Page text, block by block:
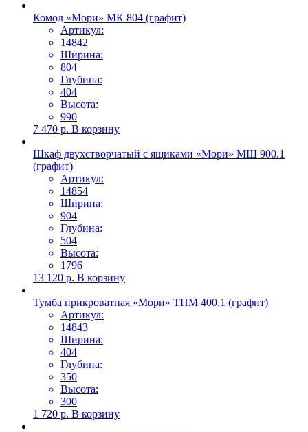
Комод «Мори» МК 804 (графит)
Артикул:
14842
Ширина:
804
Глубина:
404
Высота:
990
7 470 р. В корзину
Шкаф двухстворчатый с ящиками «Мори» МШ 900.1
(графит)
Артикул:
14854
Ширина:
904
Глубина:
504
Высота:
1796
13 120 р. В корзину
Тумба прикроватная «Мори» ТПМ 400.1 (графит)
Артикул:
14843
Ширина:
404
Глубина:
350
Высота:
300
1 720 р. В корзину